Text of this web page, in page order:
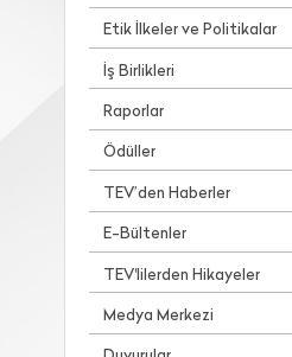
Etik İlkeler ve Politikalar
İş Birlikleri
Raporlar
Ödüller
TEV’den Haberler
E-Bültenler
TEV'lilerden Hikayeler
Medya Merkezi